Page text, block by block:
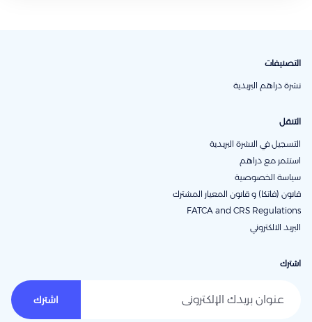
التصنيفات
نشرة دراهم البريدية
التنقل
التسجيل في النشرة البريدية
استثمر مع دراهم
سياسة الخصوصية
قانون (فاتكا) و قانون المعيار المشترك
FATCA and CRS Regulations
البريد الالكتروني
اشترك
اشترك